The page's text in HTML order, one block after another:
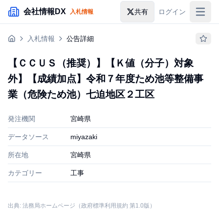
メインコンテンツにスキップ
会社情報DX 入札情報 共有 ログイン
入札情報
助成金・補助金
企業検索
入札情報 公告詳細
【ＣＣＵＳ（推奨）】【Ｋ値（分子）対象
外】【成績加点】令和７年度ため池等整備事
業（危険ため池）七迫地区２工区
発注機関 宮崎県
データソース miyazaki
所在地 宮崎県
カテゴリー 工事
出典: 法務局ホームページ（政府標準利用規約 第1.0版）